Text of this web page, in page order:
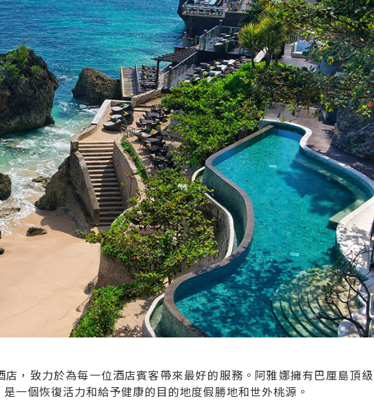
，致力於為每一位酒店賓客帶來最好的服務。阿雅娜擁有巴厘島頂
一個恢復活力和給予健康的目的地度假勝地和世外桃源。